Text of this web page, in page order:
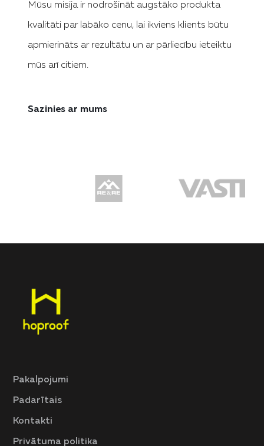
Mūsu misija ir nodrošināt augstāko produkta
kvalitāti par labāko cenu, lai ikviens klients būtu
apmierināts ar rezultātu un ar pārliecību ieteiktu
mūs arī citiem.
Sazinies ar mums
Pakalpojumi
Padarītais
Kontakti
Privātuma politika